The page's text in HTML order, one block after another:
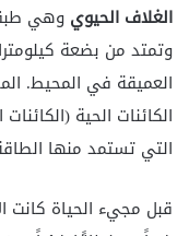
الغلاف الحيوي وهي
وتمتد من بضعة
العميقة في المحيط.
الكائنات الحية
التي تستمد منها
قبل مجيء الحياة كانت